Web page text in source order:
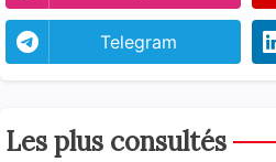
Telegram
Les plus consultés